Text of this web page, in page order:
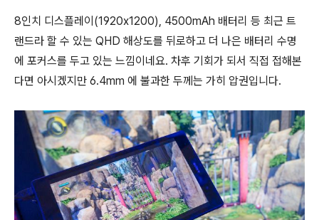
8인치 디스플레이(1920x1200), 4500mAh 배터리 등 최근 트
랜드라 할 수 있는 QHD 해상도를 뒤로하고 더 나은 배터리 수명
에 포커스를 두고 있는 느낌이네요. 차후 기회가 되서 직접 접해본
다면 아시겠지만 6.4mm 에 불과한 두께는 가히 압권입니다.